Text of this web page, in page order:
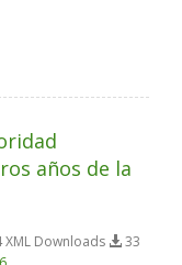
años de la
XML Downloads
33